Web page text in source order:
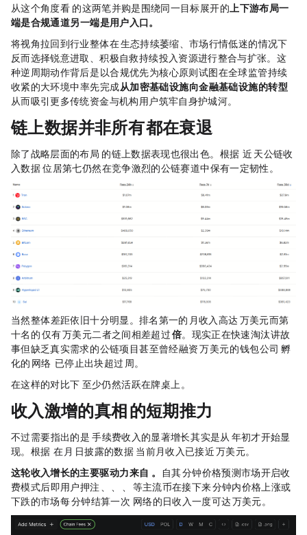
从这个角度看，Polygon 的这两笔并购是围绕同一目标展开的 上下游布局：一
端是合规通道，另一端是用户入口。
将视角拉回到行业整体，在 L2 生态持续萎缩、市场行情低迷的情况下，Polygon
反而选择锐意进取、积极自救，持续投入资源进行整合与扩张。这
种逆周期动作背后，是以“合规优先”为核心原则，试图在全球监管持续
收紧的大环境中，率先完成从“加密基础设施”向“金融基础设施”的转型
从而吸引更多传统资金与机构用户，筑牢自身护城河。
链上数据：并非所有 L2 都在衰退
除了战略层面的布局，Polygon 的链上数据表现也很出色。根据 defillama.com 近 30 天公链收
入数据，Polygon 位居第七，仍然在竞争激烈的公链赛道中保有一定韧性。
当然，整体差距依旧十分明显。排名第一的 Tron，月收入高达 2790 万美元，而第
十名的 Sui 仅有 36 万美元，二者之间相差超过77 倍。现实正在快速淘汰“讲故
事但缺乏真实需求”的公链项目，甚至曾经融资 2250 万美元的钱包公司 Zerion 孵
化的 L2 网络 Zero Network， 已停止出块超过 3 周。
在这样的对比下，Polygon 至少仍然“活跃在牌桌上”。
收入激增的真相：Polymarket 的短期推力
不过，需要指出的是，Polygon 手续费收入的显著增长，其实是从 2026 年初才开始显
现。根据 Castle Labs 在 1 月 13 日披露的数据，Polygon 当前月收入已接近 170 万美元。
这轮收入增长的主要驱动力，来自 Polymarket。
自其 15 分钟价格预测市场开启收
费模式后（即用户押注
等主流币在接下来 15 分钟内价格上涨或
下跌的市场，每 15 分钟结算一次）），Polygon 网络的日收入一度可达 10 万美元。